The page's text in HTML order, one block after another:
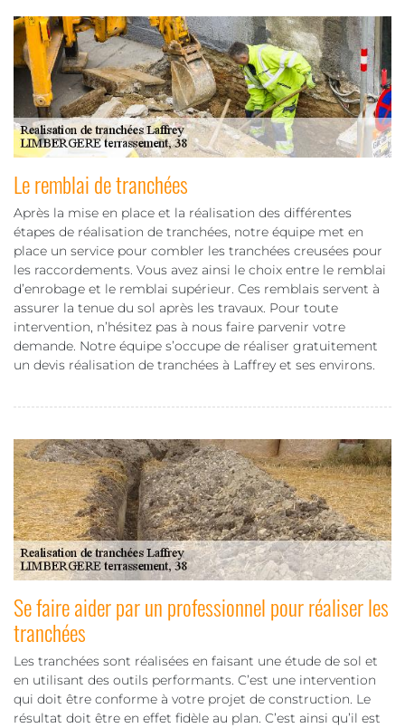
Le remblai de tranchées
Après la mise en place et la réalisation des différentes
étapes de réalisation de tranchées, notre équipe met en
place un service pour combler les tranchées creusées pour
les raccordements. Vous avez ainsi le choix entre le remblai
d’enrobage et le remblai supérieur. Ces remblais servent à
assurer la tenue du sol après les travaux. Pour toute
intervention, n’hésitez pas à nous faire parvenir votre
demande. Notre équipe s’occupe de réaliser gratuitement
un devis réalisation de tranchées à Laffrey et ses environs.
Se faire aider par un professionnel pour réaliser les
tranchées
Les tranchées sont réalisées en faisant une étude de sol et
en utilisant des outils performants. C’est une intervention
qui doit être conforme à votre projet de construction. Le
résultat doit être en effet fidèle au plan. C’est ainsi qu’il est